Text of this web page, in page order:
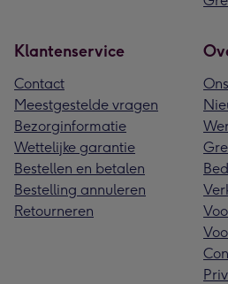
Klantenservice
Contact
Meestgestelde vragen
Bezorginformatie
Wettelijke garantie
Bestellen en betalen
Bestelling annuleren
Retourneren